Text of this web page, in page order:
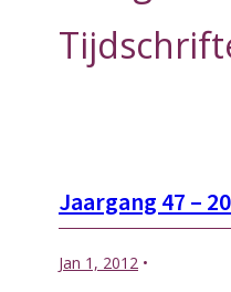
Jaargang 47 –
Jan 1, 2012